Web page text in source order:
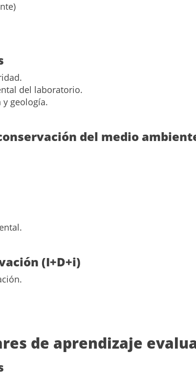
del laboratorio.
geología.
del medio
(I+D+i)
de aprendizaje